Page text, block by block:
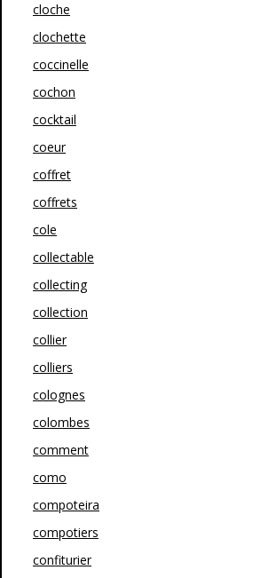
cloche
clochette
coccinelle
cochon
cocktail
coeur
coffret
coffrets
cole
collectable
collecting
collection
collier
colliers
colognes
colombes
comment
como
compoteira
compotiers
confiturier